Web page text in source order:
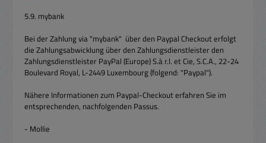
5.9. mybank
Bei der Zahlung via "mybank" über den Paypal Checkout erfolgt
die Zahlungsabwicklung über den Zahlungsdienstleister den
Zahlungsdienstleister PayPal (Europe) S.à r.l. et Cie, S.C.A., 22-24
Boulevard Royal, L-2449 Luxembourg (folgend: "Paypal").
Nähere Informationen zum Paypal-Checkout erfahren Sie im
entsprechenden, nachfolgenden Passus.
- Mollie